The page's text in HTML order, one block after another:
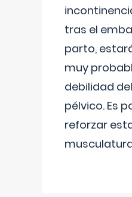
tras el
parto,
muy
debilidad
pélvico. Es
reforzar